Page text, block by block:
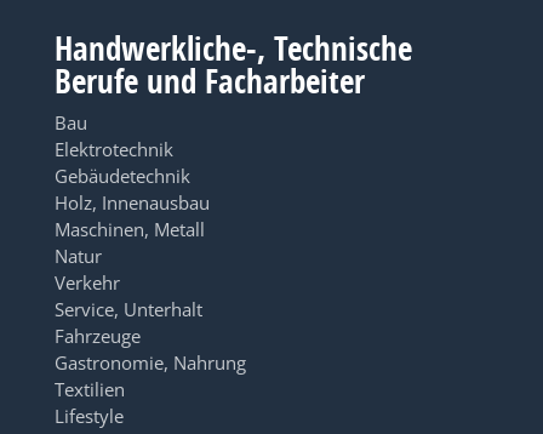
Handwerkliche-, Technische
Berufe und Facharbeiter
Bau
Elektrotechnik
Gebäudetechnik
Holz, Innenausbau
Maschinen, Metall
Natur
Verkehr
Service, Unterhalt
Fahrzeuge
Gastronomie, Nahrung
Textilien
Lifestyle